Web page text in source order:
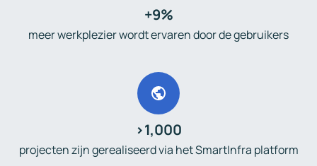
+9%
meer werkplezier wordt ervaren door de gebruikers
>1,000
projecten zijn gerealiseerd via het SmartInfra platform